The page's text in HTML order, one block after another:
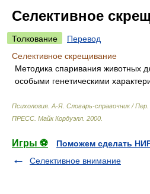
Селективное
Толкование
Перевод
Селективное скрещивание
Методика спаривания животных
особыми генетическими
Психология. А-Я. Словарь-справочник /
ПРЕСС Майк Кордуэлл 2000
Игры ⚽
Поможем сделать
Селективное внимание